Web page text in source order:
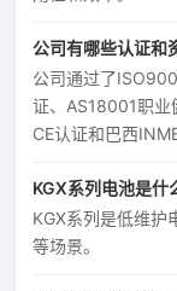
公司有哪些认证和
公司通过了
证、AS18001职业
CE认证和巴西
KGX系列电池是什
KGX系列是低维护
等场景。